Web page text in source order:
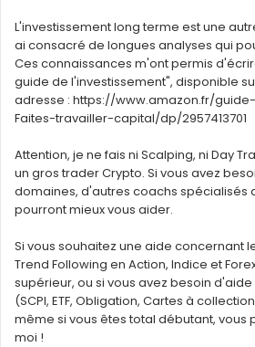
L'investissement long terme est une
ai consacré de longues analyses qui
Ces connaissances m'ont permis
guide de l'investissement", disponible
adresse : https://www.amazon.fr/
Faites-travailler-capital/dp/2957413701
Attention, je ne fais ni Scalping, ni Day
un gros trader Crypto. Si vous avez
domaines, d'autres coachs spécialisés
pourront mieux vous aider.
Si vous souhaitez une aide concernant
Trend Following en Action, Indice et
supérieur, ou si vous avez besoin
(SCPI, ETF, Obligation, Cartes à
même si vous êtes total débutant, vous
moi !